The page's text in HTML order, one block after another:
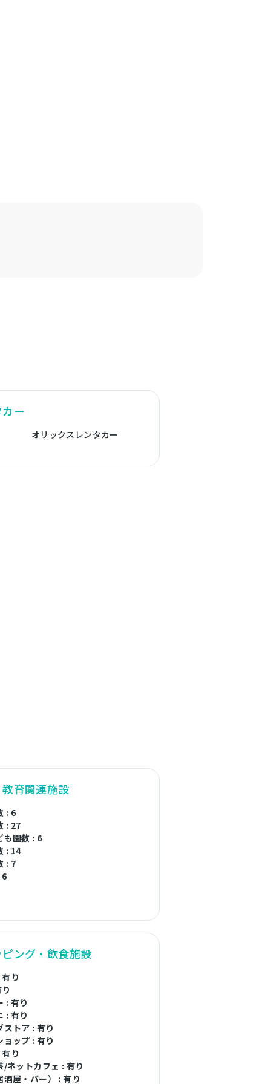
カー
オリックスレンタカー
育関連施設
: 6
: 27
も園数 : 6
: 14
: 7
6
ング・飲食施設
り
: 有り
: 有り
ストア : 有り
ョップ : 有り
り
/ネットカフェ : 有り
酒屋・バー） : 有り